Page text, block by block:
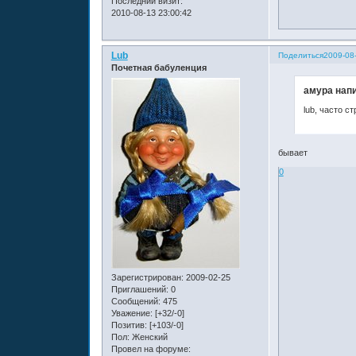
2010-08-13 23:00:42
Поделиться2009-
Lub
Почетная бабуленция
Зарегистрирован: 2009-02-25
Приглашений: 0
Сообщений: 475
Уважение: [+32/-0]
Позитив: [+103/-0]
Пол: Женский
Провел на форуме:
амура
lub, часто
бывает
0